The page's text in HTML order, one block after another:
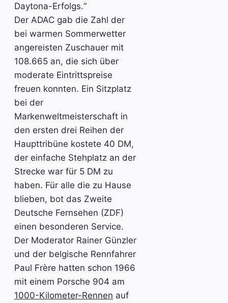
Daytona-Erfolgs.“
Der ADAC gab die Zahl der
bei warmen Sommerwetter
angereisten Zuschauer mit
108.665 an, die sich über
moderate Eintrittspreise
freuen konnten. Ein Sitzplatz
bei der
Markenweltmeisterschaft in
den ersten drei Reihen der
Haupttribüne kostete 40 DM,
der einfache Stehplatz an der
Strecke war für 5 DM zu
haben. Für alle die zu Hause
blieben, bot das Zweite
Deutsche Fernsehen (ZDF)
einen besonderen Service.
Der Moderator Rainer Günzler
und der belgische Rennfahrer
Paul Frère hatten schon 1966
mit einem Porsche 904 am
1000-Kilometer-Rennen auf